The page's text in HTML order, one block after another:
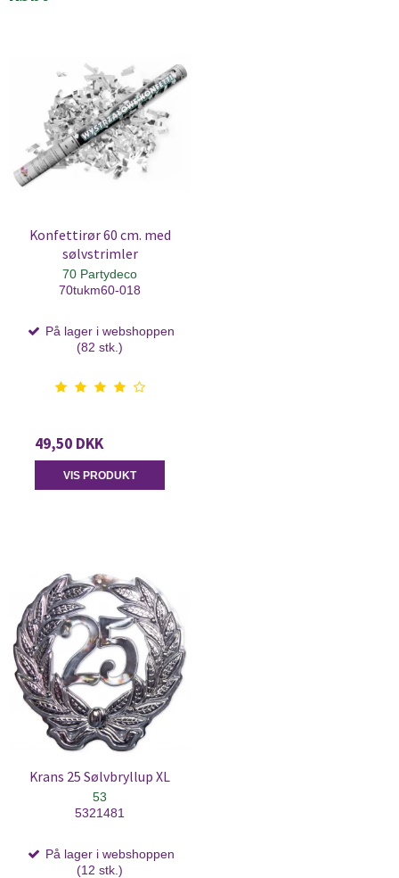
Konfettirør 60 cm. med
sølvstrimler
70 Partydeco
70tukm60-018
På lager i webshoppen
(82 stk.)
49,50 DKK
VIS PRODUKT
Krans 25 Sølvbryllup XL
53
5321481
På lager i webshoppen
(12 stk.)